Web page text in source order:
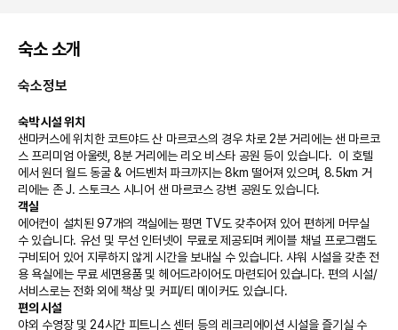
숙소 소개
숙소정보
숙박 시설 위치
샌마커스에 위치한 코트야드 산 마르코스의 경우 차로 2분 거리에는 샌 마르코
스 프리미엄 아울렛, 8분 거리에는 리오 비스타 공원 등이 있습니다.  이 호텔
에서 원더 월드 동굴 & 어드벤처 파크까지는 8km 떨어져 있으며, 8.5km 거
리에는 존 J. 스토크스 시니어 샌 마르코스 강변 공원도 있습니다.
객실
에어컨이 설치된 97개의 객실에는 평면 TV도 갖추어져 있어 편하게 머무실
수 있습니다. 유선 및 무선 인터넷이 무료로 제공되며 케이블 채널 프로그램도
구비되어 있어 지루하지 않게 시간을 보내실 수 있습니다. 샤워 시설을 갖춘 전
용 욕실에는 무료 세면용품 및 헤어드라이어도 마련되어 있습니다. 편의 시설/
서비스로는 전화 외에 책상 및 커피/티 메이커도 있습니다.
편의 시설
야외 수영장 및 24시간 피트니스 센터 등의 레크리에이션 시설을 즐기실 수